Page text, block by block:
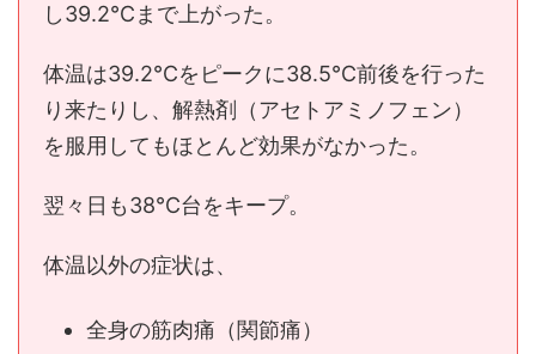
し39.2℃まで上がった。
体温は39.2℃をピークに38.5℃前後を行った
り来たりし、解熱剤（アセトアミノフェン）
を服用してもほとんど効果がなかった。
翌々日も38℃台をキープ。
体温以外の症状は、
全身の筋肉痛（関節痛）